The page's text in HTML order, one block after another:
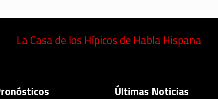
La Casa de los Hípicos de Habla Hispana
Últimas Noticias